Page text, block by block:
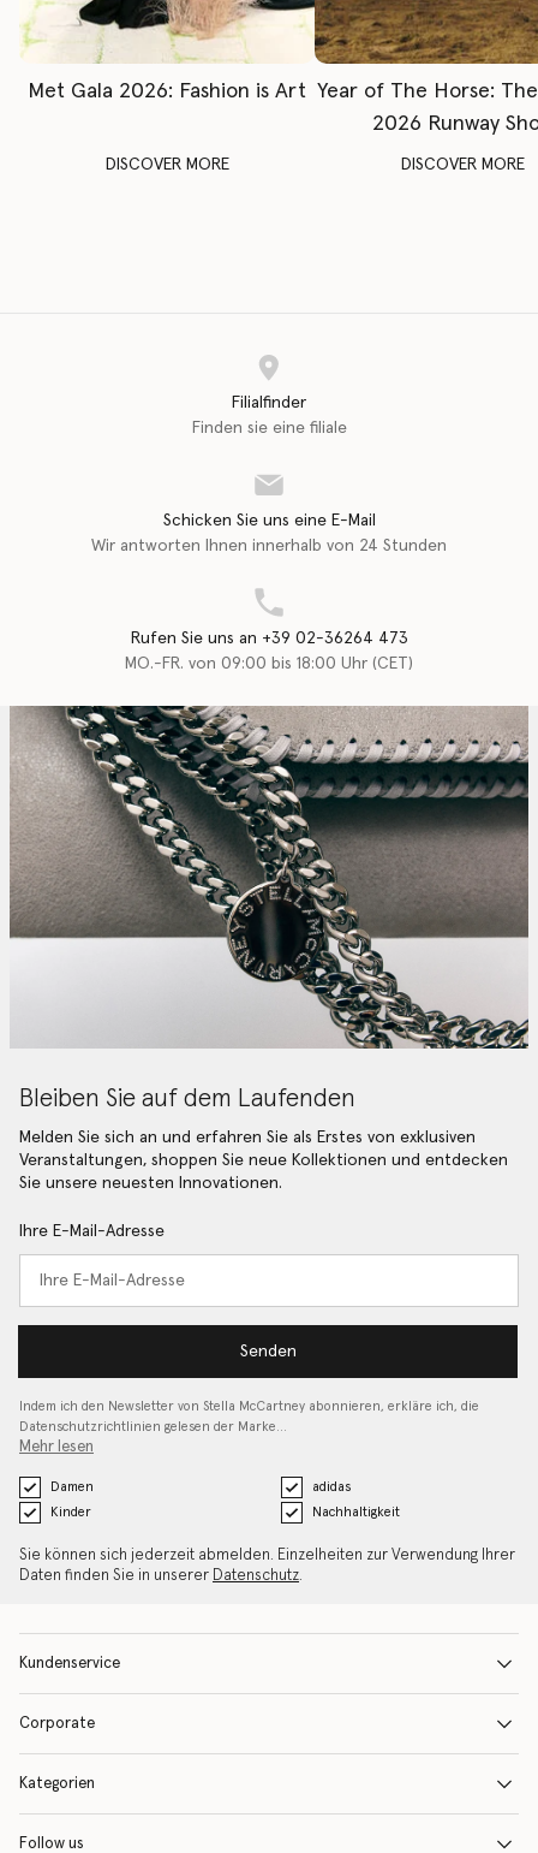
Met Gala 2026: Fashion is Art
DISCOVER MORE
Year of The Horse:
2026 Runway
DISCOVER MORE
Filialfinder
Finden sie eine filiale
Schicken Sie uns eine E-Mail
Wir antworten Ihnen innerhalb von 24 Stunden
Rufen Sie uns an +39 02-36264 473
MO.-FR. von 09:00 bis 18:00 Uhr (CET)
Bleiben Sie auf dem Laufenden
Melden Sie sich an und erfahren Sie als Erstes von exklusiven
Veranstaltungen, shoppen Sie neue Kollektionen und entdecken
Sie unsere neuesten Innovationen.
Ihre E-Mail-Adresse
Senden
Indem ich den Newsletter von Stella McCartney abonnieren, erkläre ich, die
Datenschutzrichtlinien gelesen der Marke…
Mehr lesen
Damen
adidas
Kinder
Nachhaltigkeit
Sie können sich jederzeit abmelden. Einzelheiten zur Verwendung Ihrer
Daten finden Sie in unserer Datenschutz.
Kundenservice
Corporate
Kategorien
Follow us